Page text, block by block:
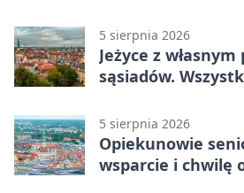
5 sierpnia 2026
Jeżyce z
sąsiadów.
5 sierpnia 2026
Opiekunowie
wsparcie i chwilę